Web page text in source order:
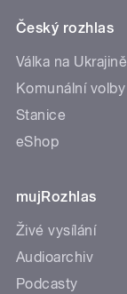
Český rozhlas
Válka na Ukrajině
Komunální volby
Stanice
eShop
mujRozhlas
Živé vysílání
Audioarchiv
Podcasty